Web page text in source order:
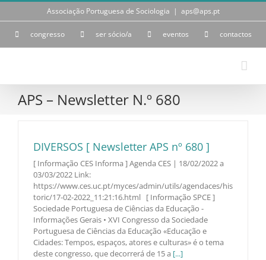
Skip
Associação Portuguesa de Sociologia | aps@aps.pt
congresso ser sócio/a eventos contactos
APS – Newsletter N.º 680
DIVERSOS [ Newsletter APS nº 680 ]
[ Informação CES Informa ] Agenda CES | 18/02/2022 a
03/03/2022 Link:
https://www.ces.uc.pt/myces/admin/utils/agendaces/his
toric/17-02-2022_11:21:16.html [ Informação SPCE ]
Sociedade Portuguesa de Ciências da Educação -
Informações Gerais • XVI Congresso da Sociedade
Portuguesa de Ciências da Educação «Educação e
Cidades: Tempos, espaços, atores e culturas» é o tema
deste congresso, que decorrerá de 15 a [...]